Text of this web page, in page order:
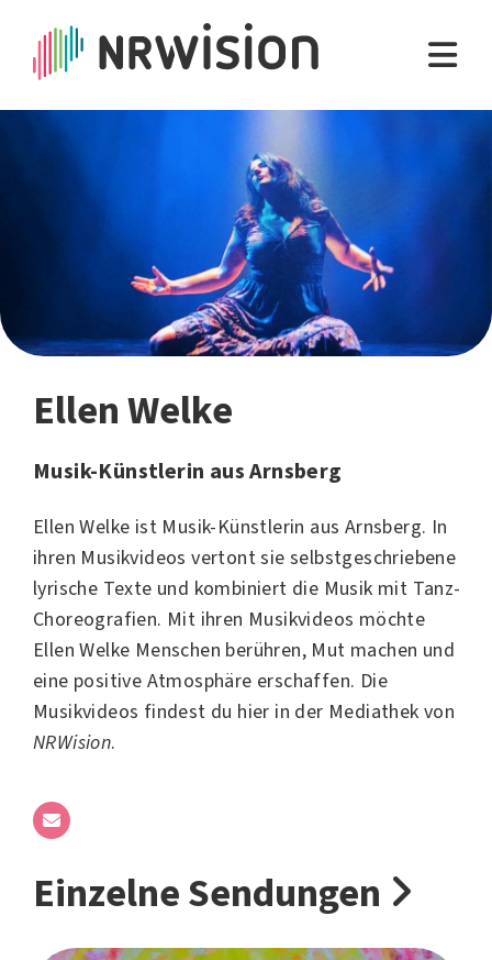
Ellen Welke
Musik-Künstlerin aus Arnsberg
Ellen Welke ist Musik-Künstlerin aus Arnsberg. In
ihren Musikvideos vertont sie selbstgeschriebene
lyrische Texte und kombiniert die Musik mit Tanz-
Choreografien. Mit ihren Musikvideos möchte
Ellen Welke Menschen berühren, Mut machen und
eine positive Atmosphäre erschaffen. Die
Musikvideos findest du hier in der Mediathek von
NRWision.
Einzelne Sendungen